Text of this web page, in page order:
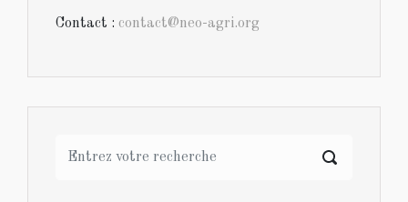
Contact : contact@neo-agri.org